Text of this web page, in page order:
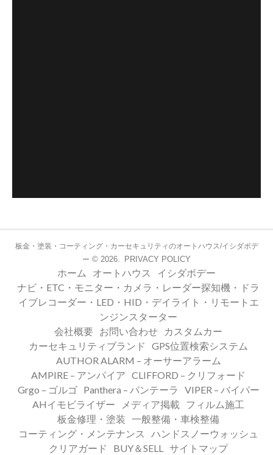
板金・塗装・コーティング・カーセキュリティのオートハウス/イシダボデ
ー © 2026. PRIVACY POLICY
ホーム オートハウス
イシダボデー
ナビ・ETC・モニター・カメラ・レーダー探知機・ドラ
イブレコーダー・LED・HID・デイライト・リモートエ
ンジンスターター
会社概要 お問い合わせ
カスタムカー
カーセキュリティブランド
GPS位置検索システム
AUTHOR ALARM – オーサーアラーム
AMPIRE – アンパイア CLIFFORD – クリフォード
Grgo – ゴルゴ
Panthera – パンテーラ
VIPER – バイパー
AHイモビライザー
メディア掲載
フィルム施工
板金修理・塗装 一般整備・車検整備
コーティング・メンテナンス
ハンドスノーウォッシュ
クリアガード
BUY＆SELL サイトマップ